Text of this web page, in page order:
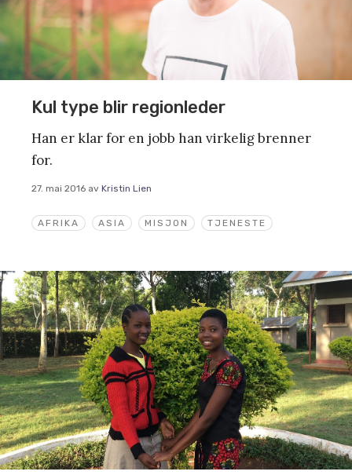
AFRIKA ASIA MISJON TJENESTE
Kul type blir regionleder
Han er klar for en jobb han virkelig brenner
for.
27. mai 2016 av Kristin Lien